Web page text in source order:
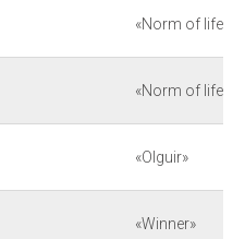
«Norm of life-1»
«Norm of life-2»
«Olguir»
«Winner»